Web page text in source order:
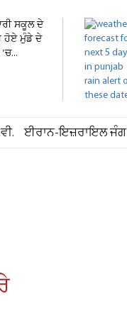
ਸਕੂਲ ਦੇ
ਹੋਏ ਮੁੰਡੇ ਦੇ
ਈਰਾਨ-ਇਜ਼ਰਾਇਲ ਜੰਗ